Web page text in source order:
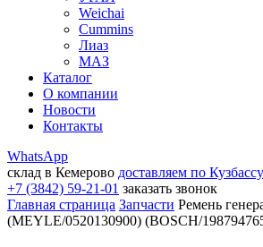
Weichai
Cummins
Лиаз
МАЗ
Каталог
О компании
Новости
Контакты
WhatsApp
склад в Кемерово доставляем по Кузбассу
+7 (3842) 59-21-01 заказать звонок
Главная страница Запчасти Ремень
(MEYLE/0520130900) (BOSCH/